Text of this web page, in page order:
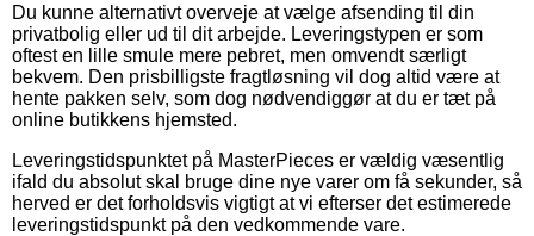
Du kunne alternativt overveje at vælge afsending til din
privatbolig eller ud til dit arbejde. Leveringstypen er som
oftest en lille smule mere pebret, men omvendt særligt
bekvem. Den prisbilligste fragtløsning vil dog altid være at
hente pakken selv, som dog nødvendiggør at du er tæt på
online butikkens hjemsted.
Leveringstidspunktet på MasterPieces er vældig væsentlig
ifald du absolut skal bruge dine nye varer om få sekunder, så
herved er det forholdsvis vigtigt at vi efterser det estimerede
leveringstidspunkt på den vedkommende vare.